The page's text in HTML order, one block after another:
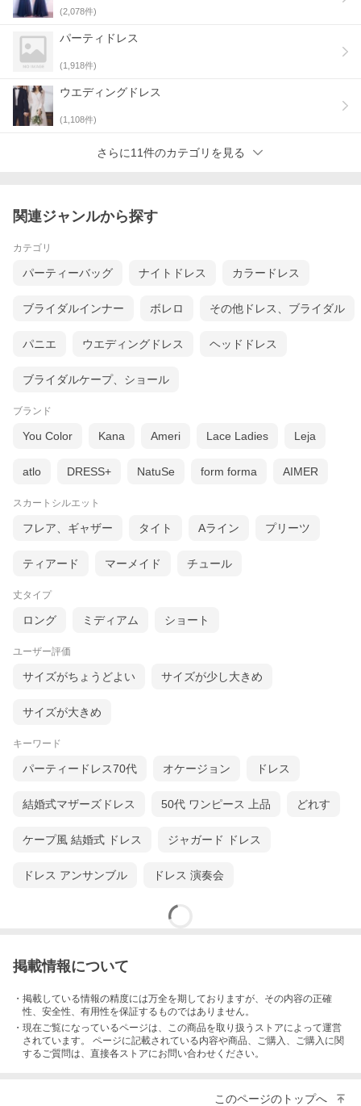
(2,078件)
パーティドレス
(1,918件)
ウエディングドレス
(1,108件)
さらに11件のカテゴリを見る
関連ジャンルから探す
カテゴリ
パーティーバッグ ナイトドレス カラードレス
ブライダルインナー ボレロ その他ドレス、ブライダル
パニエ ウエディングドレス ヘッドドレス
ブライダルケープ、ショール
ブランド
You Color Kana Ameri Lace Ladies Leja
atlo DRESS+ NatuSe form forma AIMER
スカートシルエット
フレア、ギャザー タイト Aライン プリーツ
ティアード マーメイド チュール
丈タイプ
ロング ミディアム ショート
ユーザー評価
サイズがちょうどよい サイズが少し大きめ
サイズが大きめ
キーワード
パーティードレス70代 オケージョン ドレス
結婚式マザーズドレス 50代 ワンピース 上品 どれす
ケープ風 結婚式 ドレス ジャガード ドレス
ドレス アンサンブル ドレス 演奏会
掲載情報について
・掲載している情報の精度には万全を期しておりますが、その内容の正確
性、安全性、有用性を保証するものではありません。
・現在ご覧になっているページは、この商品を取り扱うストアによって運営
されています。 ページに記載されている内容や商品、ご購入 、ご購入に関
するご質問は、直接各ストアにお問い合わせください。
このページのトップへ